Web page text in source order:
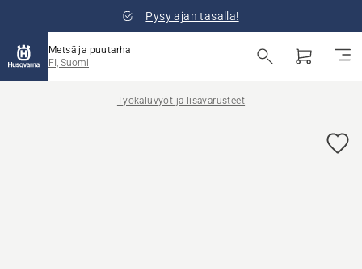
Pysy ajan tasalla!
Metsä ja puutarha
FI, Suomi
Työkaluvyöt ja lisävarusteet